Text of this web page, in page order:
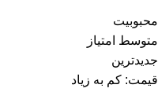
محبوبیت
متوسط امتیاز
جدیدترین
قیمت: کم به زیاد